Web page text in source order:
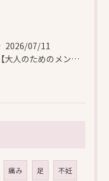
2026/07/11
【大人のためのメンテナンス鍼灸】
痛み 足 不妊